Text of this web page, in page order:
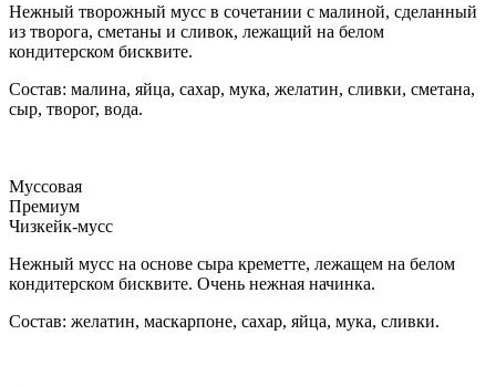
Нежный творожный мусс в сочетании с малиной, сделанный
из творога, сметаны и сливок, лежащий на белом
кондитерском бисквите.
Состав: малина, яйца, сахар, мука, желатин, сливки, сметана,
сыр, творог, вода.
Муссовая
Премиум
Чизкейк-мусс
Нежный мусс на основе сыра креметте, лежащем на белом
кондитерском бисквите. Очень нежная начинка.
Состав: желатин, маскарпоне, сахар, яйца, мука, сливки.